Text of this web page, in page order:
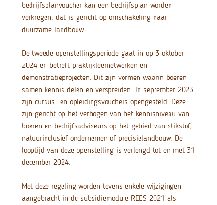
bedrijfsplanvoucher kan een bedrijfsplan worden
verkregen, dat is gericht op omschakeling naar
duurzame landbouw.
De tweede openstellingsperiode gaat in op 3 oktober
2024 en betreft praktijkleernetwerken en
demonstratieprojecten. Dit zijn vormen waarin boeren
samen kennis delen en verspreiden. In september 2023
zijn cursus- en opleidingsvouchers opengesteld. Deze
zijn gericht op het verhogen van het kennisniveau van
boeren en bedrijfsadviseurs op het gebied van stikstof,
natuurinclusief ondernemen of precisielandbouw. De
looptijd van deze openstelling is verlengd tot en met 31
december 2024.
Met deze regeling worden tevens enkele wijzigingen
aangebracht in de subsidiemodule REES 2021 als